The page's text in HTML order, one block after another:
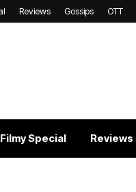
Reviews Gossips OTT
Filmy Special Reviews